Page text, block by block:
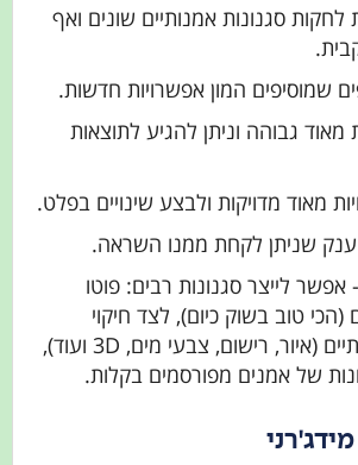
סגנונות אמנותיים שונים ואף
שמוסיפים המון אפשרויות חדשות.
מאוד גבוהה וניתן להגיע לתוצאות
מאוד מדויקות ולבצע שינויים בפלט.
ענק שניתן לקחת ממנו השראה.
אפשר לייצר סגנונות רבים: פוטו
(הכי טוב בשוק כיום), לצד חיקוי
סגנונות אומנותיים (איור, רישום, צבעי מים, 3D ועוד),
של אמנים מפורסמים בקלות.